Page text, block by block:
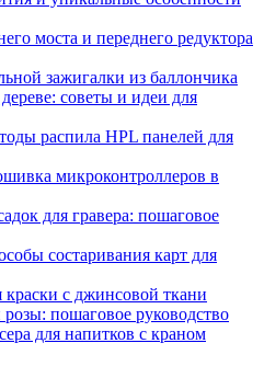
моста и переднего редуктора
зажигалки из баллончика
советы и идеи для
распила HPL панелей для
микроконтроллеров в
для гравера: пошаговое
состаривания карт для
с джинсовой ткани
пошаговое руководство
для напитков с краном